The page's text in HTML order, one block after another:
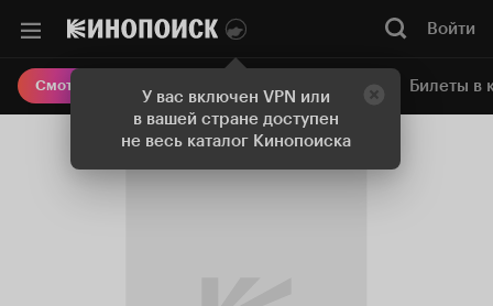
У вас включен VPN или
в вашей стране доступен
не весь каталог Кинопоиска
Войти
Смотреть кино Онлайн-кинотеатр Билеты в